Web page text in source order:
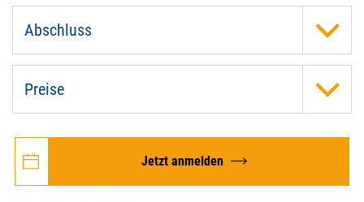
Abschluss
Preise
Jetzt anmelden